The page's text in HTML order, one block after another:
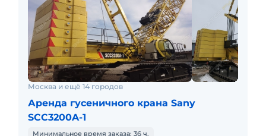
Москва и ещё 14 городов
Аренда гусеничного крана Sany
SCC3200A-1
Минимальное время заказа: 36 ч.